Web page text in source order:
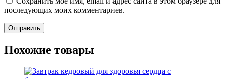
последующих моих комментариев.
Похожие товары